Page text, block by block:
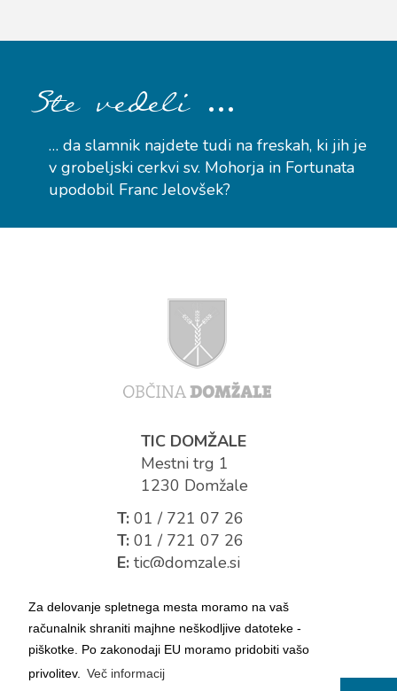
Za delovanje spletnega mesta moramo na vaš
računalnik shraniti majhne neškodljive datoteke -
piškotke. Po zakonodaji EU moramo pridobiti vašo
privolitev. Več informacij
Ste vedeli …
… da slamnik najdete tudi na freskah, ki jih je
v grobeljski cerkvi sv. Mohorja in Fortunata
upodobil Franc Jelovšek?
TIC DOMŽALE
Mestni trg 1
1230 Domžale
T:01 / 721 07 26
T:01 / 721 07 26
E:tic@domzale.si